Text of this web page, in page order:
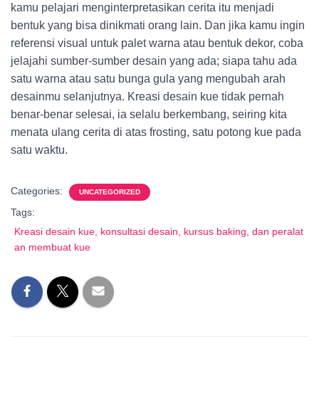
kamu pelajari menginterpretasikan cerita itu menjadi
bentuk yang bisa dinikmati orang lain. Dan jika kamu ingin
referensi visual untuk palet warna atau bentuk dekor, coba
jelajahi sumber-sumber desain yang ada; siapa tahu ada
satu warna atau satu bunga gula yang mengubah arah
desainmu selanjutnya. Kreasi desain kue tidak pernah
benar-benar selesai, ia selalu berkembang, seiring kita
menata ulang cerita di atas frosting, satu potong kue pada
satu waktu.
Categories: UNCATEGORIZED
Tags:
Kreasi desain kue, konsultasi desain, kursus baking, dan peralat
an membuat kue